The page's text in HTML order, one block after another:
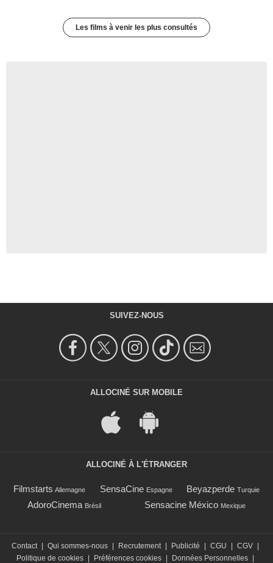
Les films à venir les plus consultés
SUIVEZ-NOUS
ALLOCINÉ SUR MOBILE
ALLOCINÉ À L'ÉTRANGER
Filmstarts Allemagne SensaCine Espagne Beyazperde Turquie
AdoroCinema Brésil Sensacine México Mexique
Contact | Qui sommes-nous | Recrutement | Publicité | CGU | CGV |
Politique de cookies | Préférences cookies | Données Personnelles |